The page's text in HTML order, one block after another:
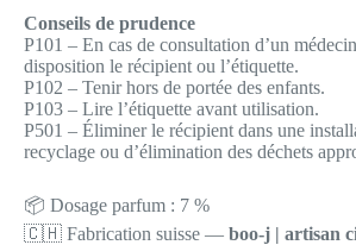
Conseils de prudence
P101 – En cas de consultation d’un
disposition le récipient ou l’étiquette.
P102 – Tenir hors de portée des enfants.
P103 – Lire l’étiquette avant utilisation.
P501 – Éliminer le récipient dans une
recyclage ou d’élimination des déchets
📦 Dosage parfum : 7 %
🇨🇭 Fabrication suisse — boo-j | artisan